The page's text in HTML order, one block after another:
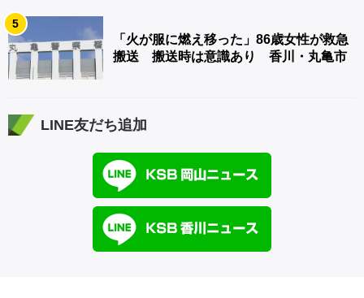
5
「火が服に燃え移った」86歳女性が救急
搬送 搬送時は意識あり 香川・丸亀市
LINE友だち追加